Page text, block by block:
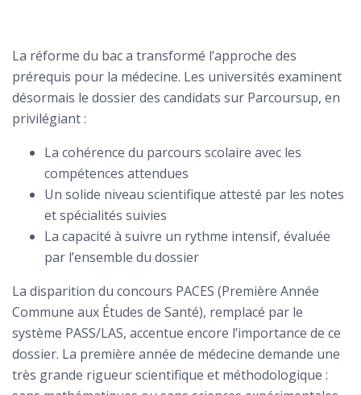
La réforme du bac a transformé l’approche des
prérequis pour la médecine. Les universités examinent
désormais le dossier des candidats sur Parcoursup, en
privilégiant :
La cohérence du parcours scolaire avec les
compétences attendues
Un solide niveau scientifique attesté par les notes
et spécialités suivies
La capacité à suivre un rythme intensif, évaluée
par l’ensemble du dossier
La disparition du concours PACES (Première Année
Commune aux Études de Santé), remplacé par le
système PASS/LAS, accentue encore l’importance de ce
dossier. La première année de médecine demande une
très grande rigueur scientifique et méthodologique :